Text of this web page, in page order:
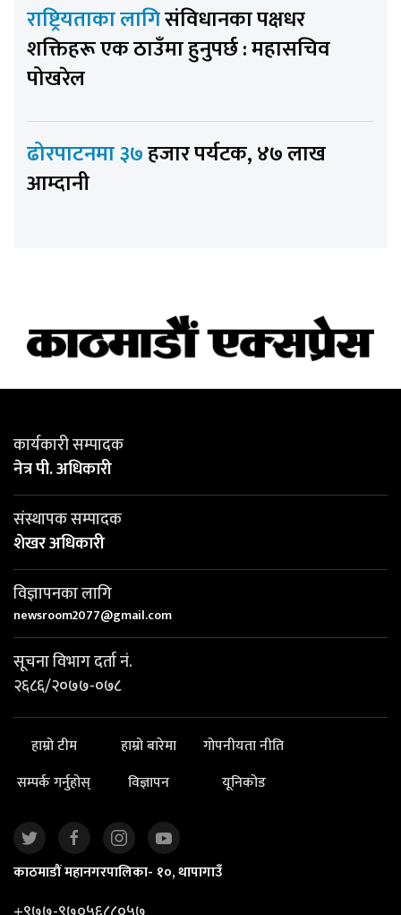
राष्ट्रियताका लागिसंविधानका पक्षधर
शक्तिहरू एक ठाउँमा हुनुपर्छ : महासचिव
पोखरेल
ढोरपाटनमा ३७हजार पर्यटक, ४७ लाख
आम्दानी
कार्यकारी सम्पादक
नेत्र पी. अधिकारी
संस्थापक सम्पादक
शेखर अधिकारी
विज्ञापनका लागि
newsroom2077@gmail.com
सूचना विभाग दर्ता नं.
२६८६/२०७७-०७८
हाम्रो टीम हाम्रो बारेमा
गोपनीयता नीति
सम्पर्क गर्नुहोस्
विज्ञापन यूनिकोड
काठमाडौं महानगरपालिका- १०, थापागाउँ